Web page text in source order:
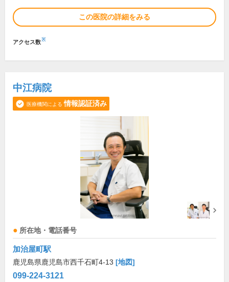
この医院の詳細をみる
アクセス数※
中江病院
医療機関による 情報認証済み
所在地・電話番号
加治屋町駅
鹿児島県鹿児島市西千石町4-13 [地図]
099-224-3121